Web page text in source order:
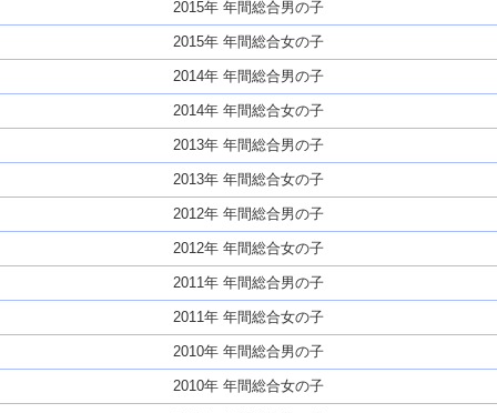
2015年 年間総合男の子
2015年 年間総合女の子
2014年 年間総合男の子
2014年 年間総合女の子
2013年 年間総合男の子
2013年 年間総合女の子
2012年 年間総合男の子
2012年 年間総合女の子
2011年 年間総合男の子
2011年 年間総合女の子
2010年 年間総合男の子
2010年 年間総合女の子